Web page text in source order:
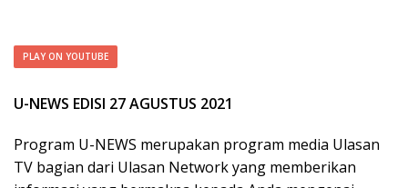
PLAY ON YOUTUBE
U-NEWS EDISI 27 AGUSTUS 2021
Program U-NEWS merupakan program media Ulasan
TV bagian dari Ulasan Network yang memberikan